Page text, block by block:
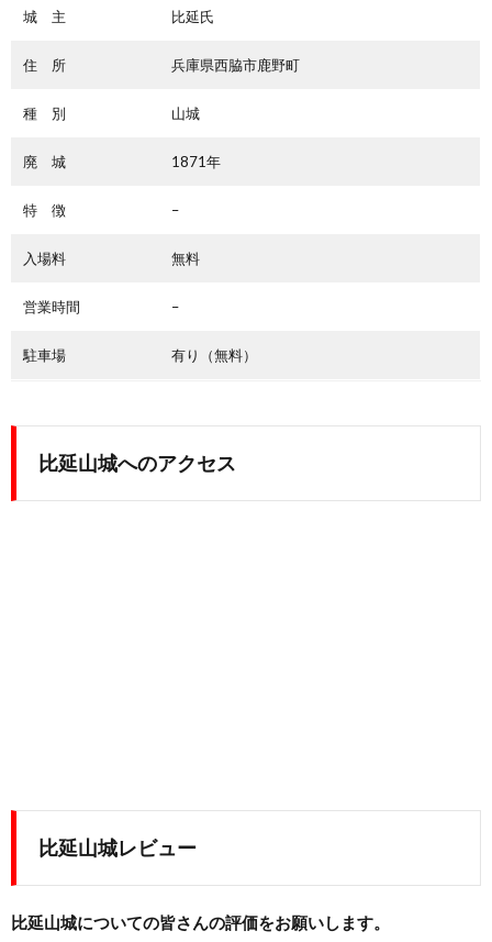
城 主 比延氏
住 所 兵庫県西脇市鹿野町
種 別 山城
廃 城 1871年
特 徴 –
入場料 無料
営業時間 –
駐車場 有り（無料）
比延山城へのアクセス
比延山城レビュー
比延山城についての皆さんの評価をお願いします。